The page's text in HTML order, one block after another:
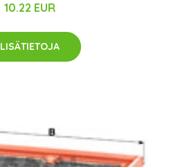
10.22 EUR
LISÄTIETOJA